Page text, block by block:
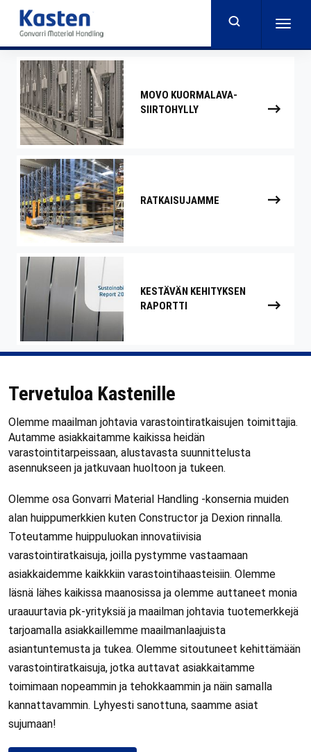
main
content
MOVO KUORMALAVA-
SIIRTOHYLLY
RATKAISUJAMME
KESTÄVÄN KEHITYKSEN
RAPORTTI
Tervetuloa Kastenille
Olemme maailman johtavia varastointiratkaisujen toimittajia.
Autamme asiakkaitamme kaikissa heidän
varastointitarpeissaan, alustavasta suunnittelusta
asennukseen ja jatkuvaan huoltoon ja tukeen.
Olemme osa Gonvarri Material Handling -konsernia muiden
alan huippumerkkien kuten Constructor ja Dexion rinnalla.
Toteutamme huippuluokan innovatiivisia
varastointiratkaisuja, joilla pystymme vastaamaan
asiakkaidemme kaikkkiin varastointihaasteisiin. Olemme
läsnä lähes kaikissa maanosissa ja olemme auttaneet monia
uraauurtavia pk-yrityksiä ja maailman johtavia tuotemerkkejä
tarjoamalla asiakkaillemme maailmanlaajuista
asiantuntemusta ja tukea. Olemme sitoutuneet kehittämään
varastointiratkaisuja, jotka auttavat asiakkaitamme
toimimaan nopeammin ja tehokkaammin ja näin samalla
kannattavammin. Lyhyesti sanottuna, saamme asiat
sujumaan!